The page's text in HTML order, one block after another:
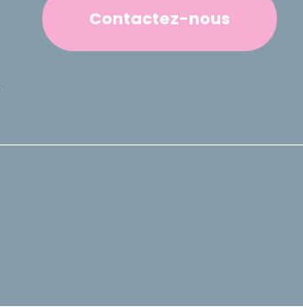
Contactez-nous